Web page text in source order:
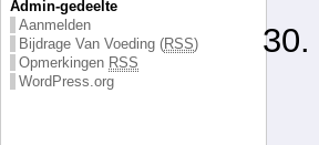
Admin-gedeelte
Aanmelden
Bijdrage Van Voeding (RSS)
Opmerkingen RSS
WordPress.org